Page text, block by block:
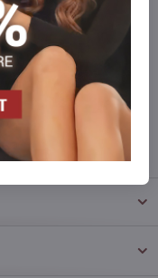
als wir
die Ware für Sie